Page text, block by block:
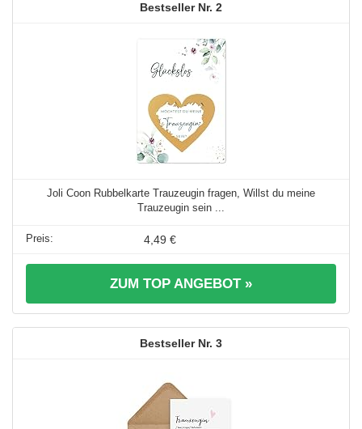
2
Joli Coon Rubbelkarte Trauzeugin fragen, Willst du meine
Trauzeugin sein ...
4,49 €
ZUM TOP ANGEBOT »
3